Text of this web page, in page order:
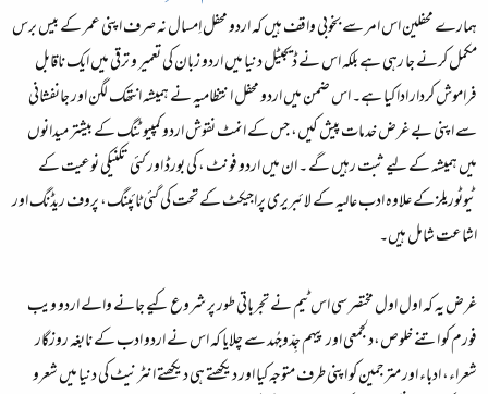
ہمارے محفلین اس امر سے بخوبی واقف ہیں کہ اردو محفل اِمسال نہ صرف اپنی عمر کے بیس برس
مکمل کرنے جا رہی ہے بلکہ اس نے ڈیجیٹل دنیا میں اردو زبان کی تعمیر و ترقی میں ایک ناقابل
فراموش کردار ادا کیا ہے۔ اس ضمن میں اردو محفل انتظامیہ نے ہمیشہ انتھک لگن اور جانفشانی
سے اپنی بے غرض خدمات پیش کیں، جس کے انمٹ نقوش اردو کمپیوٹنگ کے بیشتر میدانوں
میں ہمیشہ کے لیے ثبت رہیں گے ۔ ان میں اردو فونٹ ، کی بورڈ اور کئی تکنیکی نوعیت کے
ٹیوٹوریلز کے علاوہ ادب عالیہ کے لائبریری پراجیکٹ کے تحت کی گئی ٹائپنگ، پروف ریڈنگ اور
اشاعت شامل ہیں۔
غرض یہ کہ اول اول مختصر سی اس ٹیم نے تجرباتی طور پر شروع کیے جانے والے اردو ویب
فورم کو اتنے خلوص،دلجمعی اور پیہم جِدّوجُہد سے چلایا کہ اس نے اردو ادب کے نابغہ روزگار
شعراء، ادباء اور مترجمین کو اپنی طرف متوجہ کیا اور دیکھتے ہی دیکھتے انٹرنیٹ کی دنیا میں شعرو